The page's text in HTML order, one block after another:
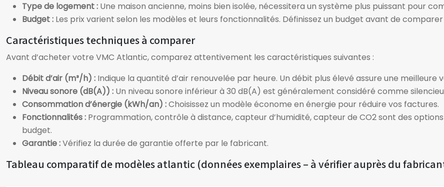
Type de logement : Une maison ancienne, moins bien isolée, nécessitera un système plus puissant pour
Budget : Les prix varient selon les modèles et leurs fonctionnalités. Définissez un budget avant de
Caractéristiques techniques à comparer
Avant d’acheter votre VMC Atlantic, comparez attentivement les caractéristiques suivantes :
Débit d’air (m³/h) : Indique la quantité d’air renouvelée par heure. Un débit plus élevé assure une meilleure
Niveau sonore (dB(A)) : Un niveau sonore inférieur à 30 dB(A) est généralement considéré comme
Consommation d’énergie (kWh/an) :Choisissez un modèle économe en énergie pour réduire vos factures.
Fonctionnalités : Programmation, contrôle à distance, capteur d’humidité, capteur de CO2 sont des
budget.
Garantie :Vérifiez la durée de garantie offerte par le fabricant.
Tableau comparatif de modèles atlantic (données exemplaires – à vérifier auprès du